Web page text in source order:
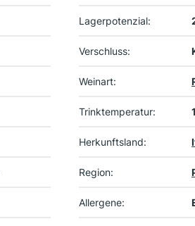
Lagerpotenzial:
Verschluss:
Weinart:
Trinktemperatur:
Herkunftsland:
Region:
Allergene: